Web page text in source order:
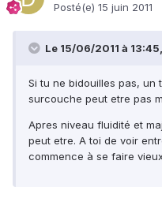
Posté(e) 15 juin 2011
Le 15/06/2011 à
Si tu ne bidouilles pas, un
surcouche peut etre pas
Apres niveau fluidité et
peut etre. A toi de voir
commence à se faire